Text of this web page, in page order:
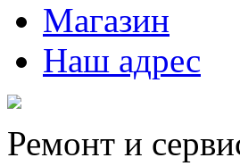
Магазин
Наш адрес
Ремонт и